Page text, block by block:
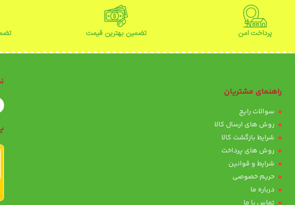
پرداخت امن تضمین بهترین قیمت
راهنمای مشتریان
سوالات رایج
روش های ارسال کالا
شرایط بازگشت کالا
روش های پرداخت
شرایط و قوانین
حریم خصوصی
درباره ما